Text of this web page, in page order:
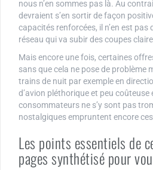
nous n’en sommes pas là. Au
devraient s’en sortir de façon
capacités renforcées, il n’en est pas
réseau qui va subir des coupes
Mais encore une fois, certaines
sans que cela ne pose de problème
trains de nuit par exemple en
d’avion pléthorique et peu coûteuse
consommateurs ne s’y sont pas
nostalgiques empruntent encore
Les points essentiels de
pages synthétisé pour